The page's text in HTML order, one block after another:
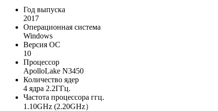
Год выпуска
2017
Операционная система
Windows
Версия ОС
10
Процессор
ApolloLake N3450
Количество ядер
4 ядра 2.2ГГц.
Частота процессора ггц.
1.10GHz (2.20GHz）